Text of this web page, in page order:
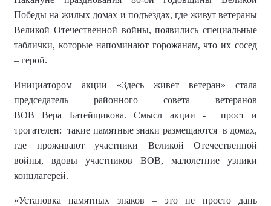
Победы на жилых домах и подъездах, где живут ветераны
Великой Отечественной войны, появились специальные
таблички, которые напоминают горожанам, что их сосед
– герой.
Инициатором акции «Здесь живет ветеран» стала
председатель районного совета ветеранов
ВОВ
Вера Батейщикова. Смысл акции - прост и
трогателен: такие памятные знаки размещаются в домах,
где проживают участники Великой Отечественной
войны, вдовы участников ВОВ, малолетние узники
концлагерей.
«Установка памятных знаков – это не просто дань